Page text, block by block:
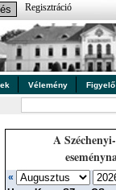
Regisztráció
Vélemény Figyelő
A
«